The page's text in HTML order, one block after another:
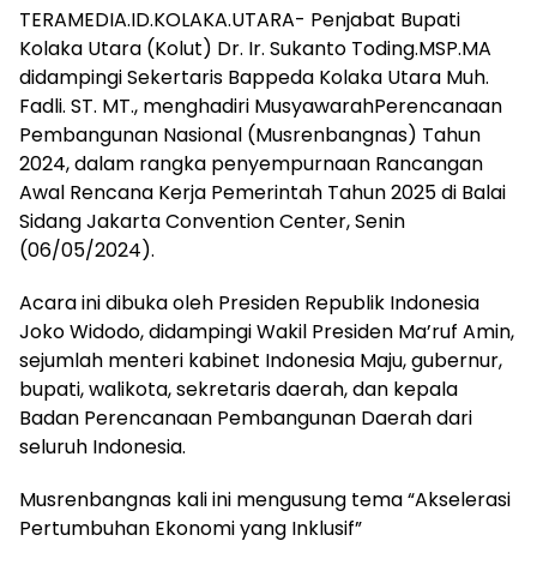
TERAMEDIA.ID.KOLAKA.UTARA- Penjabat Bupati
Kolaka Utara (Kolut) Dr. Ir. Sukanto Toding.MSP.MA
didampingi Sekertaris Bappeda Kolaka Utara Muh.
Fadli. ST. MT., menghadiri MusyawarahPerencanaan
Pembangunan Nasional (Musrenbangnas) Tahun
2024, dalam rangka penyempurnaan Rancangan
Awal Rencana Kerja Pemerintah Tahun 2025 di Balai
Sidang Jakarta Convention Center, Senin
(06/05/2024).
Acara ini dibuka oleh Presiden Republik Indonesia
Joko Widodo, didampingi Wakil Presiden Ma’ruf Amin,
sejumlah menteri kabinet Indonesia Maju, gubernur,
bupati, walikota, sekretaris daerah, dan kepala
Badan Perencanaan Pembangunan Daerah dari
seluruh Indonesia.
Musrenbangnas kali ini mengusung tema “Akselerasi
Pertumbuhan Ekonomi yang Inklusif”